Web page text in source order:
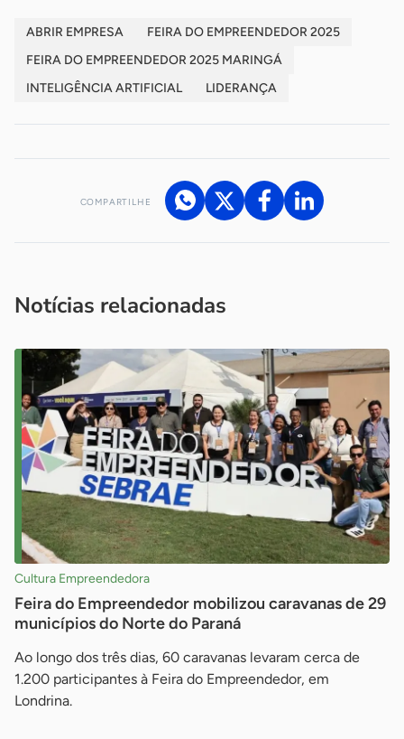
ABRIR EMPRESA
FEIRA DO EMPREENDEDOR 2025
FEIRA DO EMPREENDEDOR 2025 MARINGÁ
INTELIGÊNCIA ARTIFICIAL
LIDERANÇA
COMPARTILHE
Notícias relacionadas
Cultura Empreendedora
Feira do Empreendedor mobilizou caravanas de 29
municípios do Norte do Paraná
Ao longo dos três dias, 60 caravanas levaram cerca de
1.200 participantes à Feira do Empreendedor, em
Londrina.